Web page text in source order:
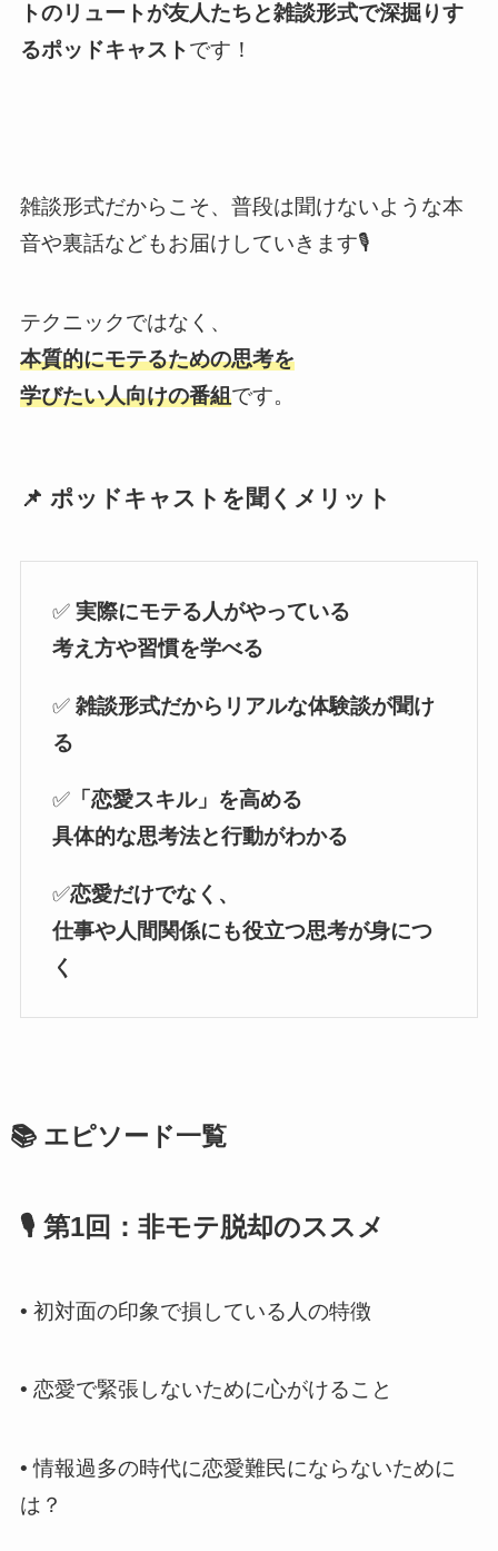
トのリュートが友人たちと雑談形式で深掘りす
るポッドキャストです！
雑談形式だからこそ、普段は聞けないような本
音や裏話などもお届けしていきます🎙
テクニックではなく、
本質的にモテるための思考を
学びたい人向けの番組です。
📌 ポッドキャストを聞くメリット
✅実際にモテる人がやっている
考え方や習慣を学べる
✅雑談形式だからリアルな体験談が聞け
る
✅ 「恋愛スキル」を高める
具体的な思考法と行動がわかる
✅恋愛だけでなく、
仕事や人間関係にも役立つ思考が身につ
く
📚 エピソード一覧
🎙️ 第1回：非モテ脱却のススメ
• 初対面の印象で損している人の特徴
• 恋愛で緊張しないために心がけること
• 情報過多の時代に恋愛難民にならないために
は？